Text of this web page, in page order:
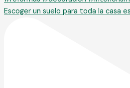
Escoger un suelo para toda la casa